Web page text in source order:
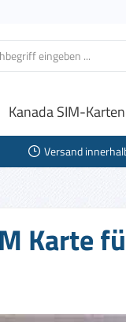
Kanada SIM-Karten
Versand
Karte